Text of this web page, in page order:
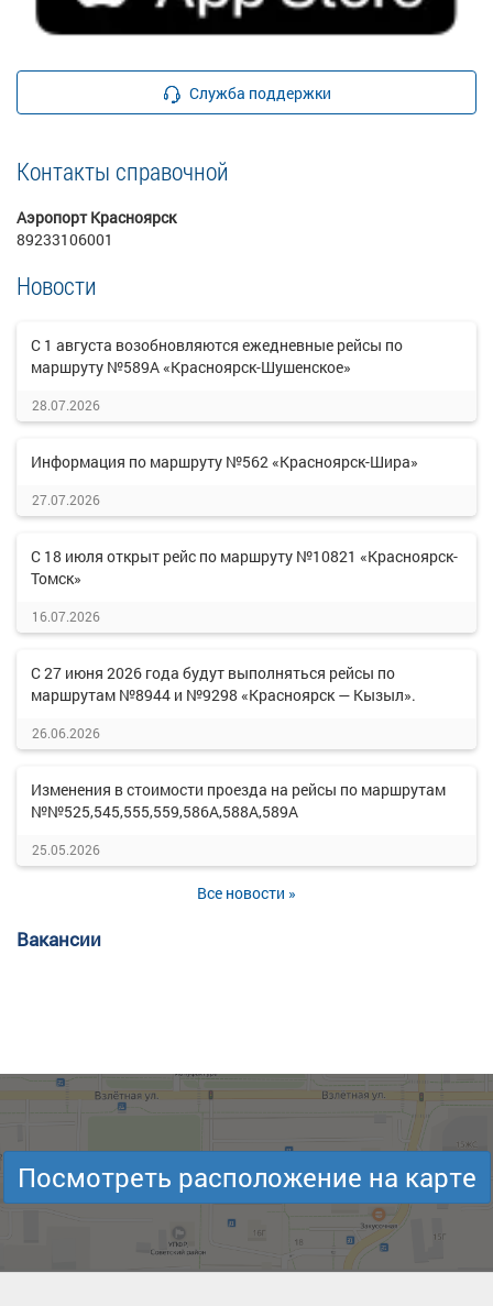
Служба поддержки
Контакты справочной
Аэропорт Красноярск
89233106001
Новости
С 1 августа возобновляются ежедневные рейсы по
маршруту №589А «Красноярск-Шушенское»
28.07.2026
Информация по маршруту №562 «Красноярск-Шира»
27.07.2026
С 18 июля открыт рейс по маршруту №10821 «Красноярск-
Томск»
16.07.2026
С 27 июня 2026 года будут выполняться рейсы по
маршрутам №8944 и №9298 «Красноярск — Кызыл».
26.06.2026
Изменения в стоимости проезда на рейсы по маршрутам
№№525,545,555,559,586А,588А,589А
25.05.2026
Все новости »
Вакансии
Посмотреть расположение на карте